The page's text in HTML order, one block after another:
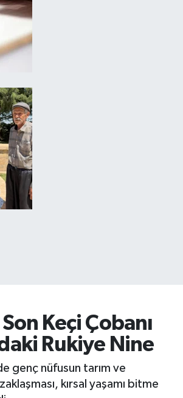
Keçi Çobanı
Rukiye Nine
genç nüfusun tarım ve
kırsal yaşamı bitme